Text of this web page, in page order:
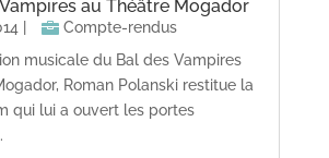
au Théâtre Mogador
|
Compte-rendus
musicale du Bal des Vampires
Roman Polanski restitue la
qui lui a ouvert les portes